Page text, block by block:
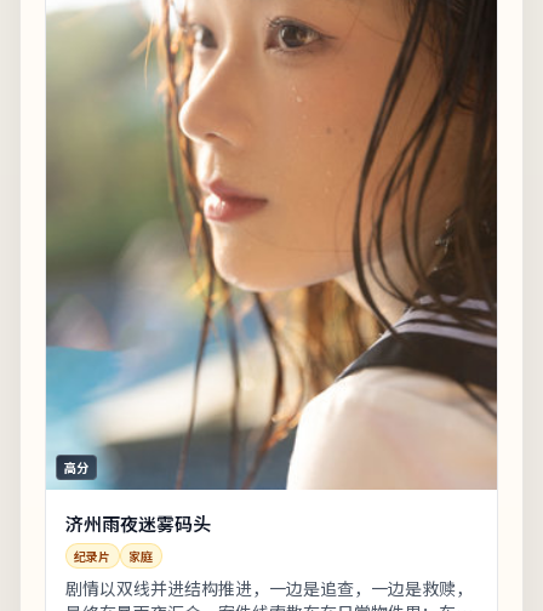
高分
济州雨夜迷雾码头
纪录片 家庭
剧情以双线并进结构推进，一边是追查，一边是救赎，